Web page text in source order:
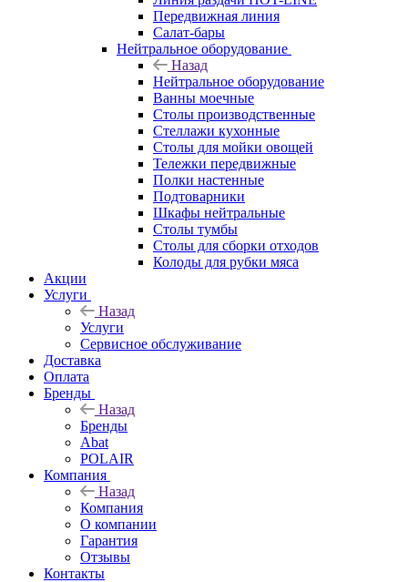
Передвижная линия
Салат-бары
Нейтральное оборудование
Назад
Нейтральное оборудование
Ванны моечные
Столы производственные
Стеллажи кухонные
Столы для мойки овощей
Тележки передвижные
Полки настенные
Подтоварники
Шкафы нейтральные
Столы тумбы
Столы для сборки отходов
Колоды для рубки мяса
Акции
Услуги
Назад
Услуги
Сервисное обслуживание
Доставка
Оплата
Бренды
Назад
Бренды
Abat
POLAIR
Компания
Назад
Компания
О компании
Гарантия
Отзывы
Контакты